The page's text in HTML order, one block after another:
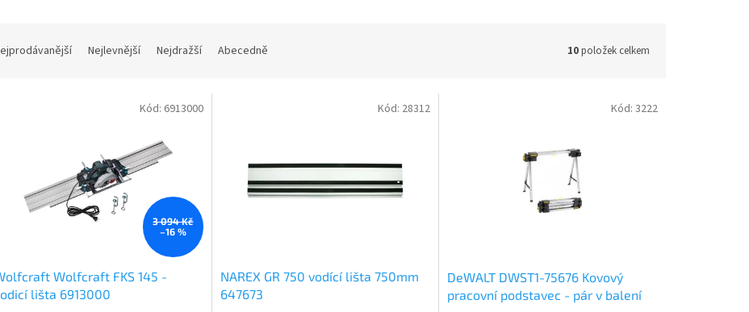
Nejlevnější Nejdražší Abecedně 10položek celkem
3 094 Kč
–16 %
Wolfcraft FKS 145 -
lišta 6913000
Kód: 6913000
NAREX GR 750 vodící lišta 750mm
647673
Kód: 28312
DeWALT DWST1-75676 Kovový
pracovní podstavec - pár v balení
Kód: 3222